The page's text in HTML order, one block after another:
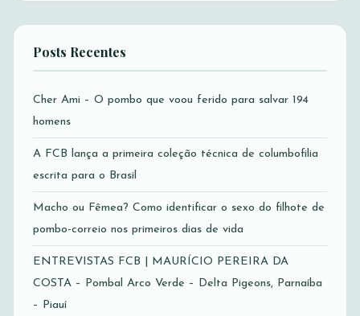
Posts Recentes
Cher Ami – O pombo que voou ferido para salvar 194
homens
A FCB lança a primeira coleção técnica de columbofilia
escrita para o Brasil
Macho ou Fêmea? Como identificar o sexo do filhote de
pombo-correio nos primeiros dias de vida
ENTREVISTAS FCB | MAURÍCIO PEREIRA DA
COSTA – Pombal Arco Verde – Delta Pigeons, Parnaíba
– Piauí